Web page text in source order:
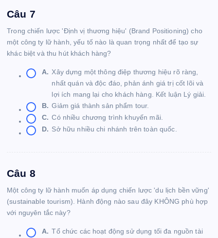
Câu 7
Trong chiến lược 'Định vị thương hiệu' (Brand Positioning) cho
một công ty lữ hành, yếu tố nào là quan trọng nhất để tạo sự
khác biệt và thu hút khách hàng?
A. Xây dựng một thông điệp thương hiệu rõ ràng,
nhất quán và độc đáo, phản ánh giá trị cốt lõi và
lợi ích mang lại cho khách hàng. Kết luận Lý giải.
B. Giảm giá thành sản phẩm tour.
C. Có nhiều chương trình khuyến mãi.
D. Sở hữu nhiều chi nhánh trên toàn quốc.
Câu 8
Một công ty lữ hành muốn áp dụng chiến lược 'du lịch bền vững'
(sustainable tourism). Hành động nào sau đây KHÔNG phù hợp
với nguyên tắc này?
A. Tổ chức các hoạt động sử dụng tối đa nguồn tài